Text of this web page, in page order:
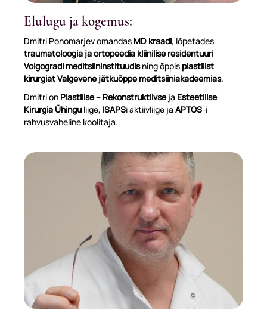
Elulugu ja kogemus:
Dmitri Ponomarjev omandas MD kraadi, lõpetades
traumatoloogia ja ortopeedia kliinilise residentuuri
Volgogradi meditsiininstituudisning õppis plastilist
kirurgiat Valgevene jätkuõppe meditsiiniakadeemias.
Dmitri on Plastilise – Rekonstruktiivseja Esteetilise
Kirurgia Ühingu liige, ISAPSi aktiivliige ja APTOS-i
rahvusvaheline koolitaja.